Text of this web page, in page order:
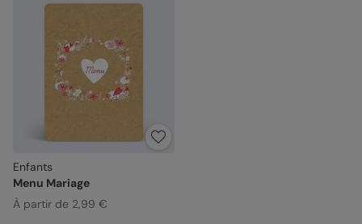
Enfants
Menu Mariage
À partir de 2,99 €